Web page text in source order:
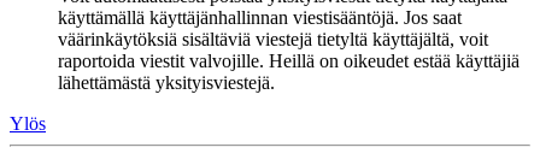
käyttämällä käyttäjänhallinnan viestisääntöjä. Jos saat
väärinkäytöksiä sisältäviä viestejä tietyltä käyttäjältä, voit
raportoida viestit valvojille. Heillä on oikeudet estää käyttäjiä
lähettämästä yksityisviestejä.
Ylös